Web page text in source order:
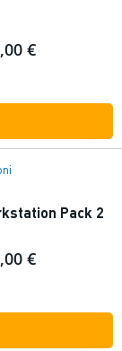
€
Pack 2
€